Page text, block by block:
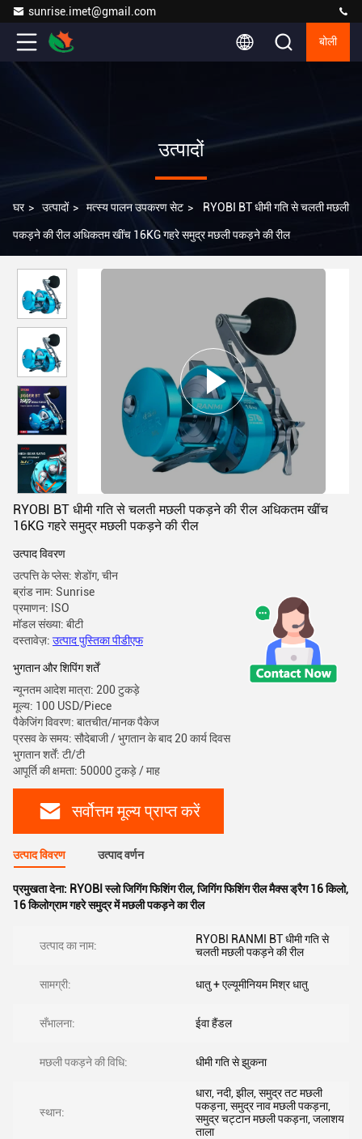
sunrise.imet@gmail.com
बोली
उत्पादों
घर > उत्पादों > मत्स्य पालन उपकरण सेट > RYOBI BT धीमी गति से चलती मछली
पकड़ने की रील अधिकतम खींच 16KG गहरे समुद्र मछली पकड़ने की रील
RYOBI BT धीमी गति से चलती मछली पकड़ने की रील अधिकतम खींच
16KG गहरे समुद्र मछली पकड़ने की रील
उत्पाद विवरण
उत्पत्ति के प्लेस: शेडोंग, चीन
ब्रांड नाम: Sunrise
प्रमाणन: ISO
मॉडल संख्या: बीटी
दस्तावेज़: उत्पाद पुस्तिका पीडीएफ
भुगतान और शिपिंग शर्तें
न्यूनतम आदेश मात्रा: 200 टुकड़े
मूल्य: 100 USD/Piece
पैकेजिंग विवरण: बातचीत/मानक पैकेज
प्रसव के समय: सौदेबाजी / भुगतान के बाद 20 कार्य दिवस
भुगतान शर्तें: टी/टी
आपूर्ति की क्षमता: 50000 टुकड़े / माह
सर्वोत्तम मूल्य प्राप्त करें
उत्पाद विवरण उत्पाद वर्णन
प्रमुखता देना: RYOBI स्लो जिगिंग फिशिंग रील,जिगिंग फिशिंग रील मैक्स ड्रैग 16 किलो,
16 किलोग्राम गहरे समुद्र में मछली पकड़ने का रील
उत्पाद का नाम:
RYOBI RANMI BT धीमी गति से
चलती मछली पकड़ने की रील
सामग्री: धातु + एल्यूमीनियम मिश्र धातु
सँभालना: ईवा हैंडल
मछली पकड़ने की विधि: धीमी गति से झुकना
स्थान:
धारा, नदी, झील, समुद्र तट मछली
पकड़ना, समुद्र नाव मछली पकड़ना,
समुद्र चट्टान मछली पकड़ना, जलाशय
ताला